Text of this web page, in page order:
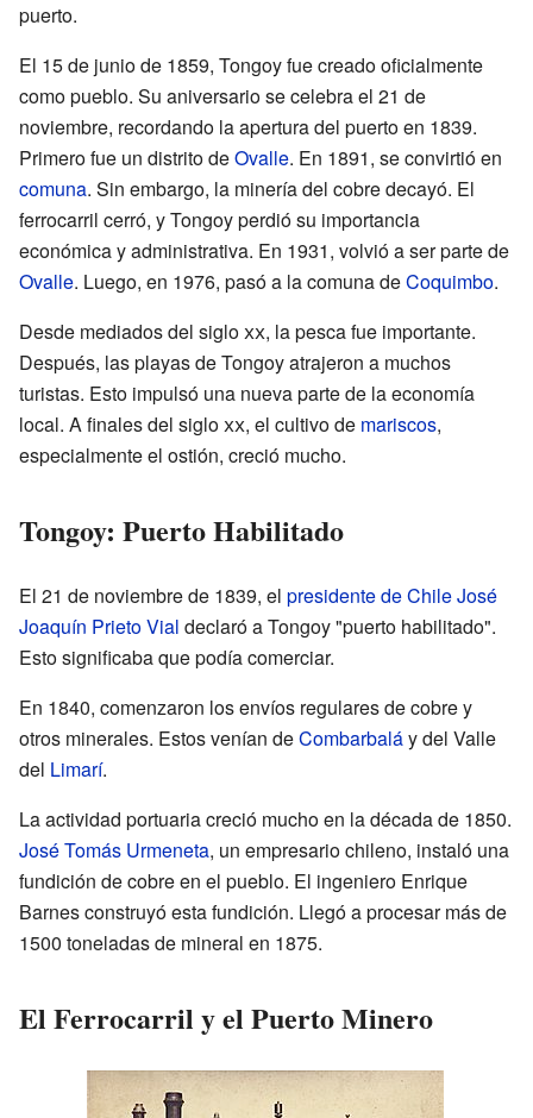
puerto.
El 15 de junio de 1859, Tongoy fue creado oficialmente
como pueblo. Su aniversario se celebra el 21 de
noviembre, recordando la apertura del puerto en 1839.
Primero fue un distrito deOvalle. En 1891, se convirtió en
comuna. Sin embargo, la minería del cobre decayó. El
ferrocarril cerró, y Tongoy perdió su importancia
económica y administrativa. En 1931, volvió a ser parte de
Ovalle. Luego, en 1976, pasó a la comuna deCoquimbo.
Desde mediados del sigloxx, la pesca fue importante.
Después, las playas de Tongoy atrajeron a muchos
turistas. Esto impulsó una nueva parte de la economía
local. A finales del sigloxx, el cultivo de mariscos,
especialmente el ostión, creció mucho.
Tongoy: Puerto Habilitado
El 21 de noviembre de 1839, el presidente de ChileJosé
Joaquín Prieto Vial declaró a Tongoy "puerto habilitado".
Esto significaba que podía comerciar.
En 1840, comenzaron los envíos regulares de cobre y
otros minerales. Estos venían deCombarbaláy del Valle
del Limarí.
La actividad portuaria creció mucho en la década de 1850.
José Tomás Urmeneta, un empresario chileno, instaló una
fundición de cobre en el pueblo. El ingeniero Enrique
Barnes construyó esta fundición. Llegó a procesar más de
1500 toneladas de mineral en 1875.
El Ferrocarril y el Puerto Minero